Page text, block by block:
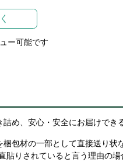
ー可能です
め、安心・安全にお届けでき
包材の一部として直接送り
りされていると言う理由の